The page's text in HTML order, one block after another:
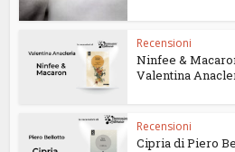
Recensioni
Ninfee &
Valentina
Recensioni
Cipria di Piero